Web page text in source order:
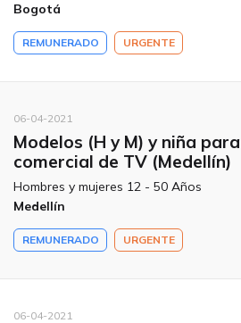
Bogotá
REMUNERADO URGENTE
06-04-2021
Modelos (H y M) y niña para
comercial de TV (Medellín)
Hombres y mujeres 12 - 50 Años
Medellín
REMUNERADO URGENTE
06-04-2021